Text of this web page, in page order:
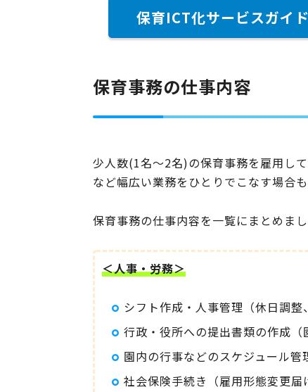
保育ICT化サービスガイド
保育事務の仕事内容
少人数(1名～2名)の保育事務を雇用し
など幅広い業務をひとりでこなす場合も
保育事務の仕事内容を一覧にまとめまし
＜人事・労務＞
シフト作成・人事管理（休日調整
行政・役所への提出書類の作成（
園内の行事などのスケジュール管
社会保険手続き（雇用形態変更届